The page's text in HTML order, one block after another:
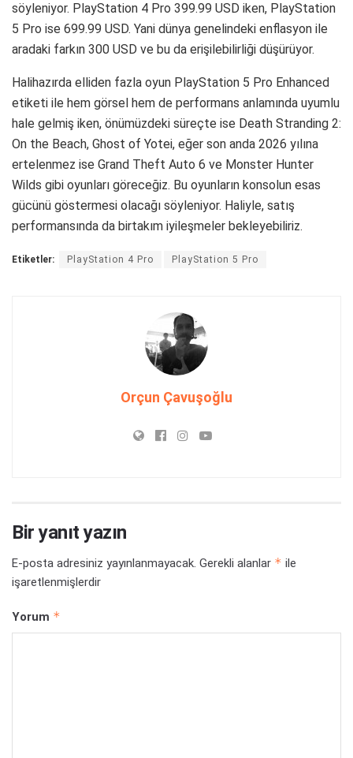
söyleniyor. PlayStation 4 Pro 399.99 USD iken, PlayStation
5 Pro ise 699.99 USD. Yani dünya genelindeki enflasyon ile
aradaki farkın 300 USD ve bu da erişilebilirliği düşürüyor.
Halihazırda elliden fazla oyun PlayStation 5 Pro Enhanced
etiketi ile hem görsel hem de performans anlamında uyumlu
hale gelmiş iken, önümüzdeki süreçte ise Death Stranding 2:
On the Beach, Ghost of Yotei, eğer son anda 2026 yılına
ertelenmez ise Grand Theft Auto 6 ve Monster Hunter
Wilds gibi oyunları göreceğiz. Bu oyunların konsolun esas
gücünü göstermesi olacağı söyleniyor. Haliyle, satış
performansında da birtakım iyileşmeler bekleyebiliriz.
Etiketler: PlayStation 4 Pro PlayStation 5 Pro
Orçun Çavuşoğlu
Bir yanıt yazın
E-posta adresiniz yayınlanmayacak. Gerekli alanlar * ile
işaretlenmişlerdir
Yorum *